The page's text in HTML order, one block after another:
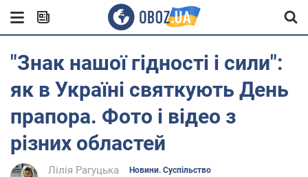
"Знак нашої гідності і сили":
як в Україні святкують День
прапора. Фото і відео з
різних областей
Лілія Рагуцька Новини. Суспільство